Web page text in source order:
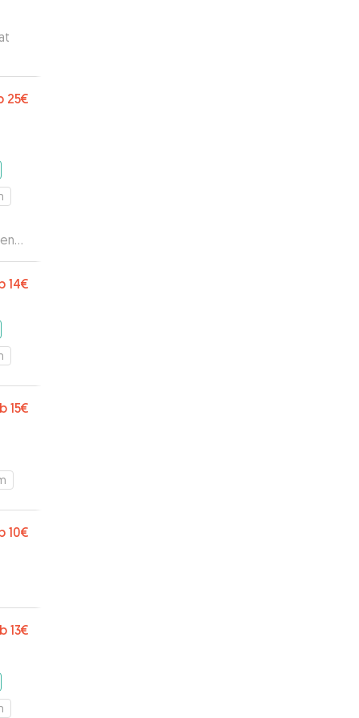
25€
14€
15€
10€
13€